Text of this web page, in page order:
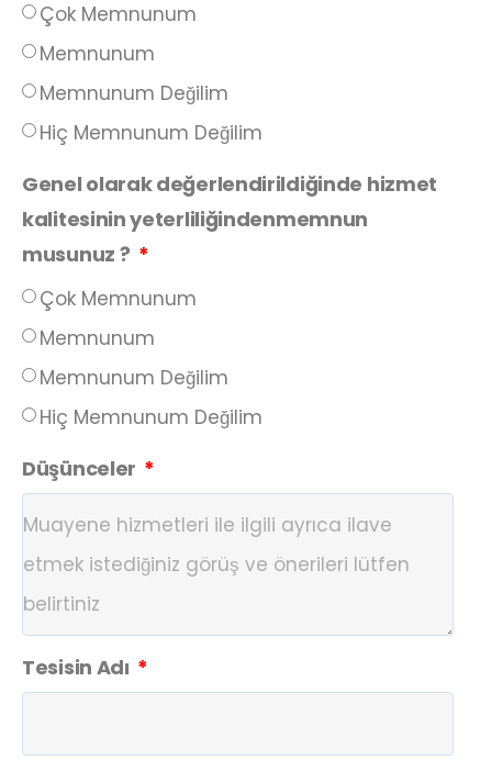
Çok Memnunum
Memnunum
Memnunum Değilim
Hiç Memnunum Değilim
Genel olarak değerlendirildiğinde hizmet
kalitesinin yeterliliğindenmemnun
musunuz ?
Çok Memnunum
Memnunum
Memnunum Değilim
Hiç Memnunum Değilim
Düşünceler
Tesisin Adı